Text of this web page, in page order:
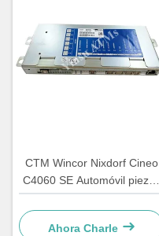
CTM Wincor Nixdorf Cineo
C4060 SE Automóvil piezas
electrónicas especiales
1750147868
Ahora Charle